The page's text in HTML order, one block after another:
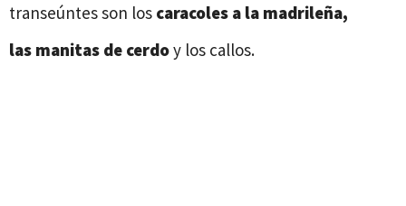
transeúntes son los caracoles a la madrileña,
las manitas de cerdoy los callos.